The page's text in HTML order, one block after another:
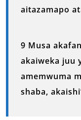
aitazamapo
9 Musa
akaiweka juu
amemwuma
shaba,